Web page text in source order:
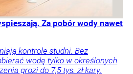
Za pobór wody nawet
kontrole studni. Bez
wodę tylko w określonych
grozi do 7,5 tys. zł kary.